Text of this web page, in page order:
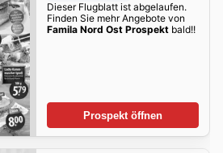
Dieser Flugblatt ist abgelaufen.
Finden Sie mehr Angebote von
Famila Nord Ost Prospektbald!!
Prospekt öffnen